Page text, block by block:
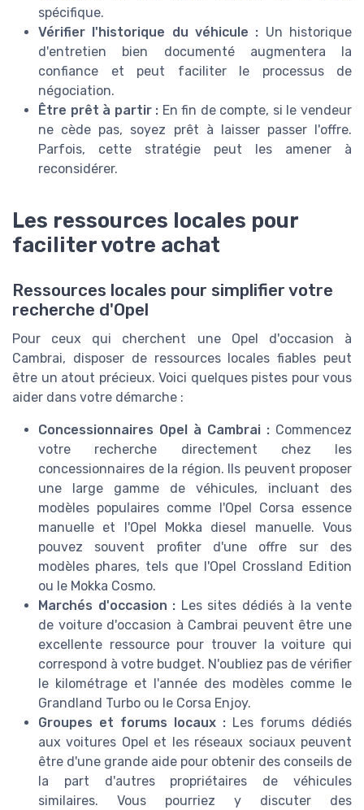
spécifique.
Vérifier l'historique du véhicule : Un historique
d'entretien bien documenté augmentera la
confiance et peut faciliter le processus de
négociation.
Être prêt à partir : En fin de compte, si le vendeur
ne cède pas, soyez prêt à laisser passer l'offre.
Parfois, cette stratégie peut les amener à
reconsidérer.
Les ressources locales pour
faciliter votre achat
Ressources locales pour simplifier votre
recherche d'Opel
Pour ceux qui cherchent une Opel d'occasion à
Cambrai, disposer de ressources locales fiables peut
être un atout précieux. Voici quelques pistes pour vous
aider dans votre démarche :
Concessionnaires Opel à Cambrai : Commencez
votre recherche directement chez les
concessionnaires de la région. Ils peuvent proposer
une large gamme de véhicules, incluant des
modèles populaires comme l'Opel Corsa essence
manuelle et l'Opel Mokka diesel manuelle. Vous
pouvez souvent profiter d'une offre sur des
modèles phares, tels que l'Opel Crossland Edition
ou le Mokka Cosmo.
Marchés d'occasion : Les sites dédiés à la vente
de voiture d'occasion à Cambrai peuvent être une
excellente ressource pour trouver la voiture qui
correspond à votre budget. N'oubliez pas de vérifier
le kilométrage et l'année des modèles comme le
Grandland Turbo ou le Corsa Enjoy.
Groupes et forums locaux : Les forums dédiés
aux voitures Opel et les réseaux sociaux peuvent
être d'une grande aide pour obtenir des conseils de
la part d'autres propriétaires de véhicules
similaires. Vous pourriez y discuter des